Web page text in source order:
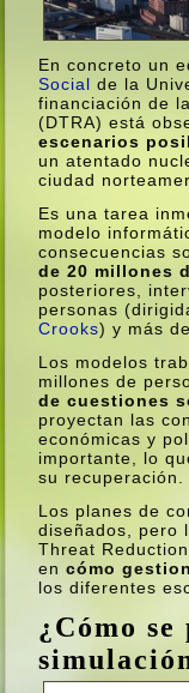
En concreto un
Social de la
financiación de la
(DTRA) está
escenarios
un atentado
ciudad
Es una tarea
modelo
consecuencias
de 20 millones
posteriores,
personas
Crooks) y más
Los modelos
millones de
de cuestiones
proyectan las
económicas y
importante, lo
su recuperación.
Los planes de
diseñados, pero
Threat
encómo
los diferentes
¿Cómo se